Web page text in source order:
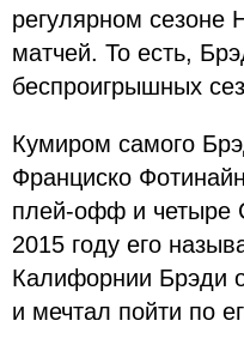
регулярном сезоне
матчей. То есть,
беспроигрышных
Кумиром самого
Франциско
плей-офф и четыре
2015 году его
Калифорнии Брэди
и мечтал пойти по